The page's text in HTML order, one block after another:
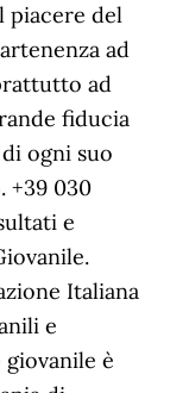
piacere del
ad
ad
fiducia
ogni suo
+39 030
e
Italiana
e
è